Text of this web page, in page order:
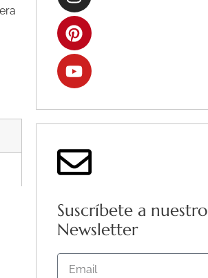
Suscríbete a nuestro
Newsletter
Email